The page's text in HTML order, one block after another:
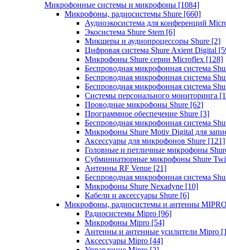
Микрофонные системы и микрофоны [1084]
Микрофоны, радиосистемы Shure [660]
Аудиоэкосистема для конференций
Экосистема Shure Stem [6]
Микшеры и аудиопроцессоры Shure [2]
Цифровая система Shure Axient Digital
Микрофоны Shure серии Microflex [128]
Беспроводная микрофонная система
Беспроводная микрофонная система
Беспроводная микрофонная система
Системы персонального мониторинга
Проводные микрофоны Shure [62]
Программное обеспечение Shure [3]
Беспроводная микрофонная система
Микрофоны Shure Motiv Digital для
Аксессуары для микрофонов Shure [121]
Головные и петличные микрофоны
Субминиатюрные микрофоны Shure
Антенны RF Venue [21]
Беспроводная микрофонная система
Микрофоны Shure Nexadyne [10]
Кабели и аксессуары Shure [6]
Микрофоны, радиосистемы и антенны
Радиосистемы Mipro [96]
Микрофоны Mipro [54]
Антенны и антенные усилители Mipro
Аксессуары Mipro [44]